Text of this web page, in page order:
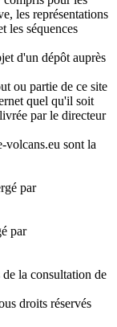
les représentations
les séquences
d'un dépôt auprès
ou partie de ce site
quel qu'il soit
par le directeur
volcans.eu sont la
par
par
la consultation de
droits réservés